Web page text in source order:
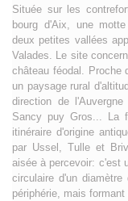
Située sur les
bourg d'Aix, une
deux petites vallées
Valades. Le site
château féodal. Proche
un paysage rural
direction de
Sancy puy Gros... La
itinéraire d'origine
par Ussel, Tulle et
aisée à percevoir: c'est
circulaire d'un
périphérie, mais